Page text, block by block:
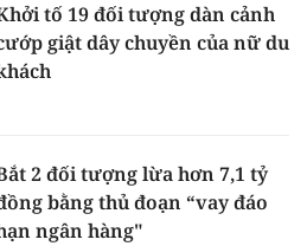
tố 19 đối tượng dàn cảnh
giật dây chuyền của nữ du
2 đối tượng lừa hơn 7,1 tỷ
bằng thủ đoạn “vay đáo
ngân hàng"